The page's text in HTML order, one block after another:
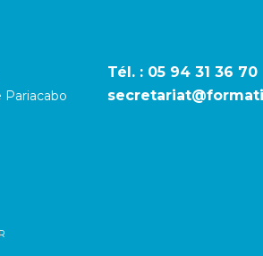
Pariacabo
Tél. : 05 94 31 36 70